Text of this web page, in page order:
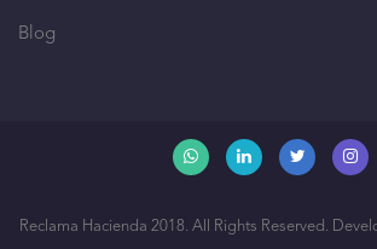
Blog
Reclama Hacienda 2018. All Rights Reserved.